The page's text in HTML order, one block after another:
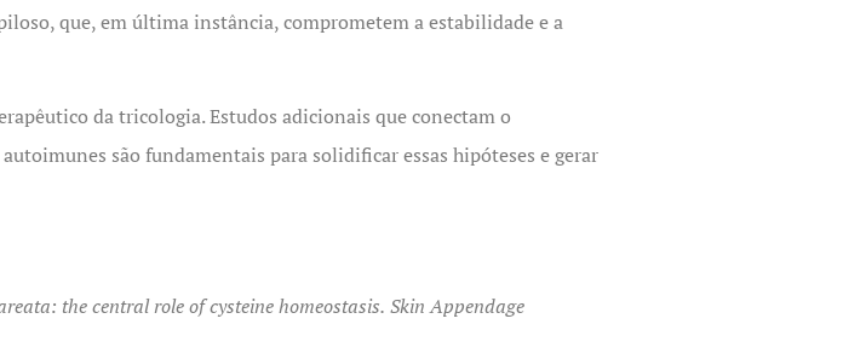
que, em última instância, comprometem a estabilidade e a
da tricologia. Estudos adicionais que conectam o
são fundamentais para solidificar essas hipóteses e gerar
the central role of cysteine homeostasis. Skin Appendage